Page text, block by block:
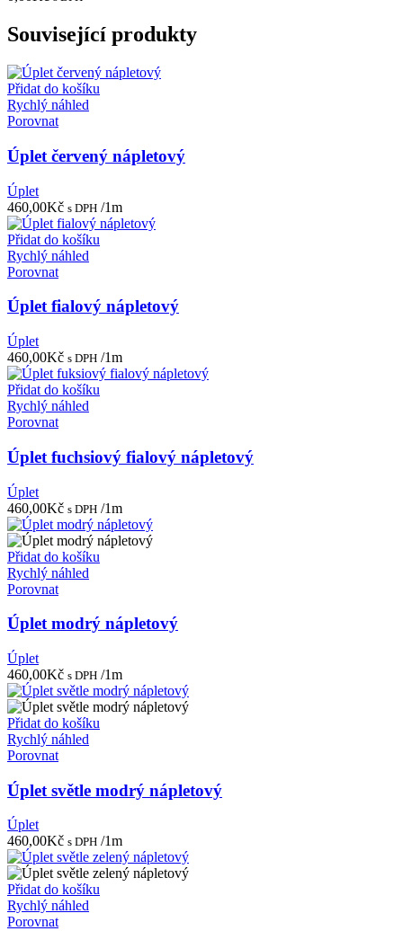
Související produkty
Přidat do košíku
Rychlý náhled
Porovnat
Úplet červený nápletový
Úplet
460,00Kč s DPH /1m
Přidat do košíku
Rychlý náhled
Porovnat
Úplet fialový nápletový
Úplet
460,00Kč s DPH /1m
Přidat do košíku
Rychlý náhled
Porovnat
Úplet fuchsiový fialový nápletový
Úplet
460,00Kč s DPH /1m
Přidat do košíku
Rychlý náhled
Porovnat
Úplet modrý nápletový
Úplet
460,00Kč s DPH /1m
Přidat do košíku
Rychlý náhled
Porovnat
Úplet světle modrý nápletový
Úplet
460,00Kč s DPH /1m
Přidat do košíku
Rychlý náhled
Porovnat